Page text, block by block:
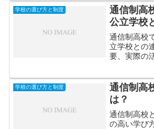
学校の選び方と制度
通信制高
公立学校
通信制高校
立学校との
要、実際の
学校の選び方と制度
通信制高
は？
通信制高校
の高い学び